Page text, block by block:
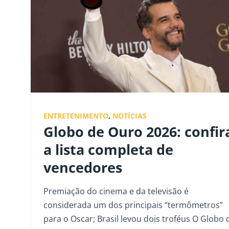
ENTRETENIMENTO, NOTÍCIAS
Globo de Ouro 2026:
a lista completa de
vencedores
Premiação do cinema e da televisão é
considerada um dos principais “termômetros”
para o Oscar; Brasil levou dois troféus O Globo